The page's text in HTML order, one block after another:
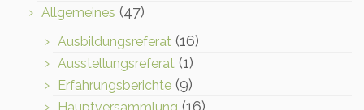
Allgemeines (47)
Ausbildungsreferat (16)
Ausstellungsreferat (1)
Erfahrungsberichte (9)
(16)